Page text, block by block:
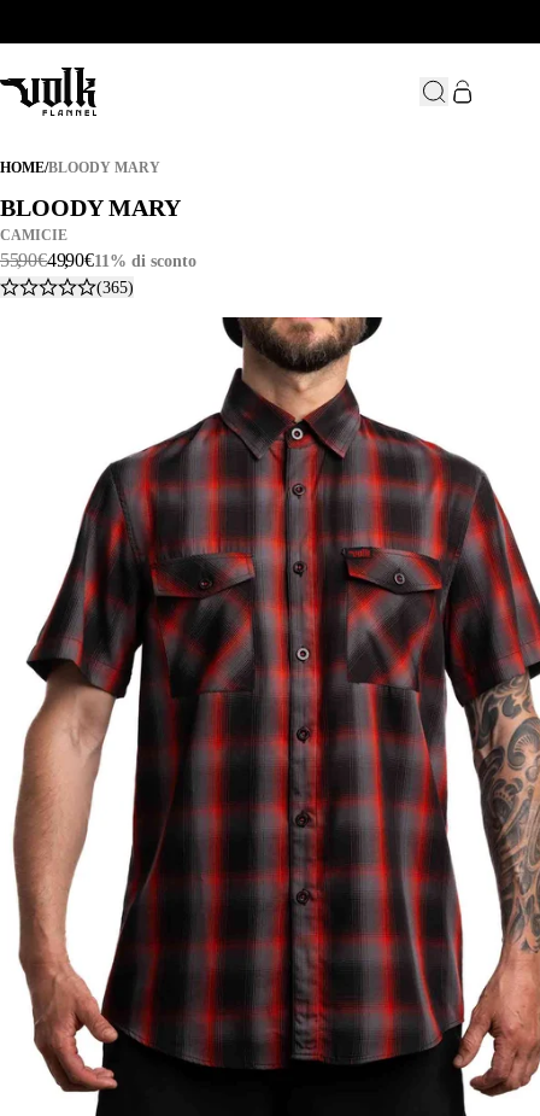
HOME/BLOODY MARY
BLOODY MARY
BLOODY MARY
BLOODY MARY
CAMICIE
55,90€49,90€11% di sconto
(365)